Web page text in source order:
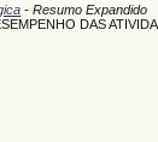
- Resumo Expandido
DAS